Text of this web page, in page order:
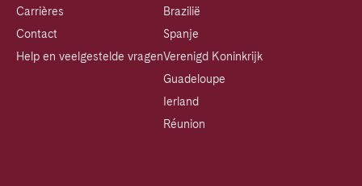
Carrières
Contact
Help en veelgestelde vragen
Brazilië
Spanje
Verenigd Koninkrijk
Guadeloupe
Ierland
Réunion